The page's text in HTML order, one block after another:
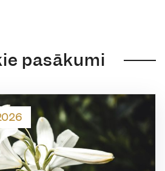
pasākumi